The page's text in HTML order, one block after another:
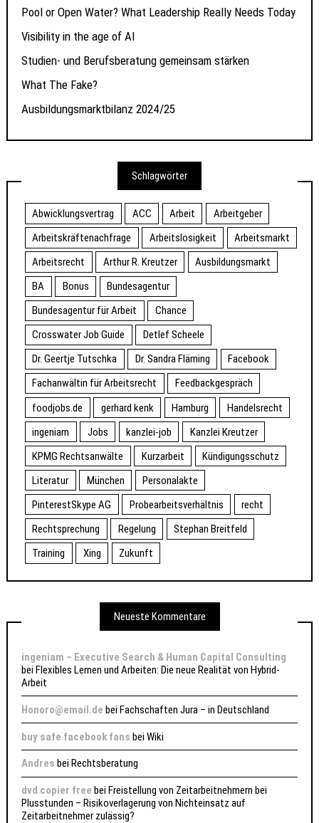
Pool or Open Water? What Leadership Really Needs Today
Visibility in the age of AI
Studien- und Berufsberatung gemeinsam stärken
What The Fake?
Ausbildungsmarktbilanz 2024/25
Schlagwörter
Abwicklungsvertrag ACC Arbeit
Arbeitgeber
Arbeitskräftenachfrage
Arbeitslosigkeit
Arbeitsmarkt
Arbeitsrecht
Arthur R. Kreutzer
Ausbildungsmarkt
BA
Bonus
Bundesagentur
Bundesagentur für Arbeit
Chance
Crosswater Job Guide
Detlef Scheele
Dr. Geertje Tutschka
Dr. Sandra Fläming
Facebook
Fachanwältin für Arbeitsrecht
Feedbackgespräch
foodjobs.de
gerhard kenk Hamburg
Handelsrecht
ingeniam
Jobs kanzlei-job
Kanzlei Kreutzer
KPMG Rechtsanwälte
Kurzarbeit
Kündigungsschutz
Literatur
München
Personalakte
PinterestSkype AG
Probearbeitsverhältnis
recht
Rechtsprechung
Regelung
Stephan Breitfeld
Training
Xing Zukunft
Neueste Kommentare
ingeniam – Executive Search & Human Capital Consulting
beiFlexibles Lernen und Arbeiten: Die neue Realität von Hybrid-
Arbeit
Honoro@email.de beiFachschaften Jura – in Deutschland
buy safe facebook fans beiWiki
Andres beiRechtsberatung
dvd copier free beiFreistellung von Zeitarbeitnehmern bei
Plusstunden – Risikoverlagerung von Nichteinsatz auf
Zeitarbeitnehmer zulässig?